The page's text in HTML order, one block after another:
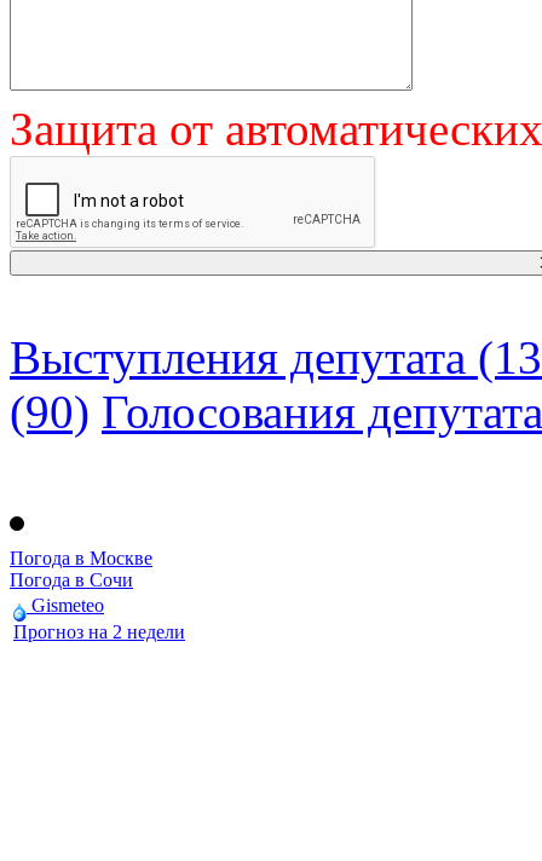
Защита от
Выступления депутата
(90) Голосования депутата
Погода в Москве
Погода в Сочи
Gismeteo
Прогноз на 2 недели